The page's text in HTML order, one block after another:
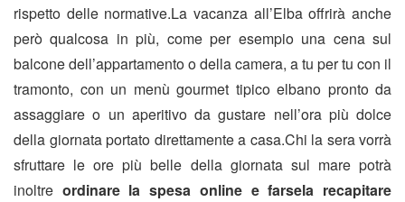
rispetto delle normative.La vacanza all’Elba offrirà anche
però qualcosa in più, come per esempio una cena sul
balcone dell’appartamento o della camera, a tu per tu con il
tramonto, con un menù gourmet tipico elbano pronto da
assaggiare o un aperitivo da gustare nell’ora più dolce
della giornata portato direttamente a casa.Chi la sera vorrà
sfruttare le ore più belle della giornata sul mare potrà
inoltre ordinare la spesa online e farsela recapitare